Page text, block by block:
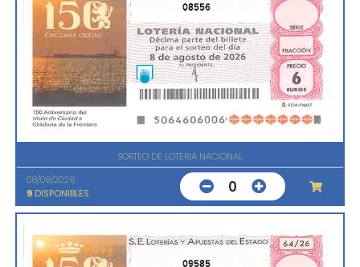
08556
SORTEO DE LOTERIA NACIONAL
08/08/2026
9 DISPONIBLES 0
09585